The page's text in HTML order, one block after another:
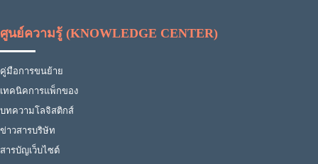
ศูนย์ความรู้ (KNOWLEDGE CENTER)
คู่มือการขนย้าย
เทคนิคการแพ็กของ
บทความโลจิสติกส์
ข่าวสารบริษัท
สารบัญเว็บไซต์